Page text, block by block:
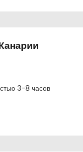
3-8 часов